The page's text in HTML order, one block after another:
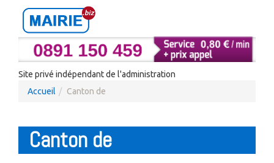
Site privé indépendant de l'administration
Accueil
Canton de
Canton de